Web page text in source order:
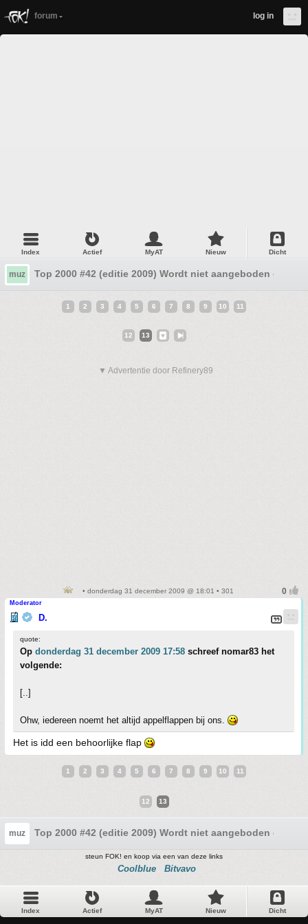
forum log in
Index Actief MyAT Nieuw Dicht
muz Top 2000 #42 (editie 2009) Wordt niet aangeboden door
1 2 3 4 5 6 7 8 9 10 11
12 13
▼ Advertentie door Refinery89
• donderdag 31 december 2009 @ 18:01 • 301
Moderator
D.
quote:
Op donderdag 31 december 2009 17:58 schreef nomar83 het
volgende:
[..]
Ohw, iedereen noemt het altijd appelflappen bij ons.
Het is idd een behoorlijke flap
1 2 3 4 5 6 7 8 9 10 11
12 13
muz Top 2000 #42 (editie 2009) Wordt niet aangeboden door
steun FOK! en koop via een van deze links
Coolblue Bitvavo
Index Actief MyAT Nieuw Dicht